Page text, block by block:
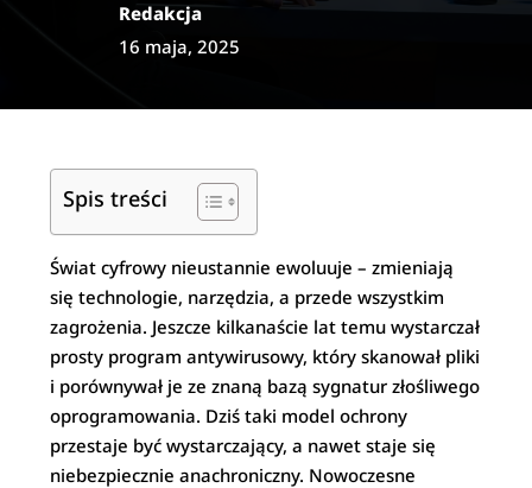
Redakcja
16 maja, 2025
Spis treści
Świat cyfrowy nieustannie ewoluuje – zmieniają
się technologie, narzędzia, a przede wszystkim
zagrożenia. Jeszcze kilkanaście lat temu wystarczał
prosty program antywirusowy, który skanował pliki
i porównywał je ze znaną bazą sygnatur złośliwego
oprogramowania. Dziś taki model ochrony
przestaje być wystarczający, a nawet staje się
niebezpiecznie anachroniczny. Nowoczesne